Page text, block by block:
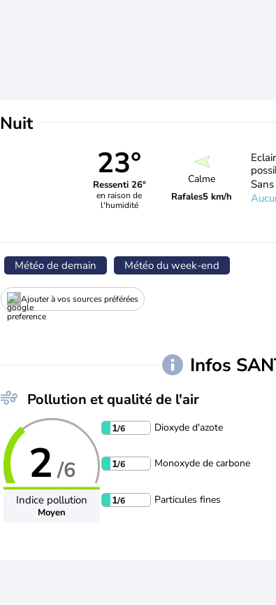
Nuit
23°
Ressenti 26°
en raison de
l'humidité
Calme
Rafales5 km/h
Météo de demain Météo du week-end
Ajouter à vos sources préférées
Infos
Pollution et qualité de l'air
2 /6
Indice pollution
Moyen
1/6 Dioxyde d'azote
1/6 Monoxyde de carbone
1/6 Particules fines